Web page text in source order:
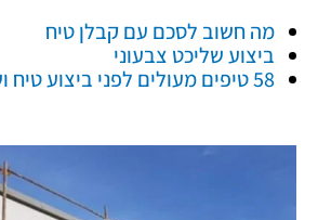
מה חשוב לסכם עם קבלן טיח
ביצוע שליכט צבעוני
58 טיפים מעולים לפני ביצוע טיח ושליכט